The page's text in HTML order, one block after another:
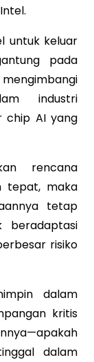
untuk keluar
pada
industri
chip AI yang
rencana
tepat, maka
tetap
beradaptasi
risiko
dalam
kritis
dalam